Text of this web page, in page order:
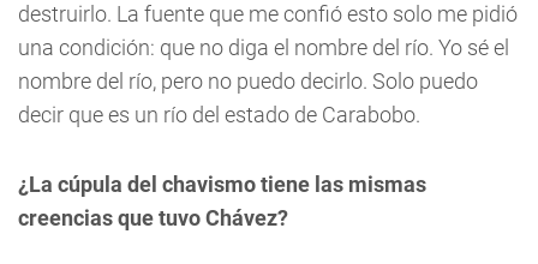
destruirlo. La fuente que me confió esto solo me pidió
una condición: que no diga el nombre del río. Yo sé el
nombre del río, pero no puedo decirlo. Solo puedo
decir que es un río del estado de Carabobo.
¿La cúpula del chavismo tiene las mismas
creencias que tuvo Chávez?